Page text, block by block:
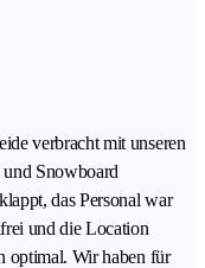
verbracht mit unseren
Snowboard
das Personal war
und die Location
optimal. Wir haben für